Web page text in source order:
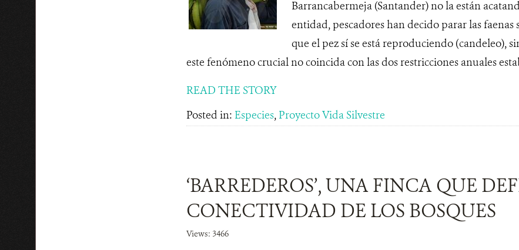
Barrancabermeja (Santander) no la están
entidad, pescadores han decido parar las
que el pez sí se está reproduciendo (candeleo),
este fenómeno crucial no coincida con las dos restricciones anuales
READ THE STORY
Posted in: Especies, Proyecto Vida Silvestre
‘BARREDEROS’, UNA FINCA QUE
CONECTIVIDAD DE LOS BOSQUES
Views: 3466